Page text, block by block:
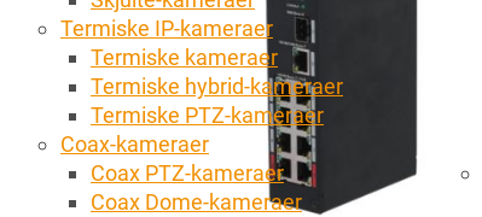
Termiske IP-kameraer
Termiske kameraer
Termiske hybrid-kameraer
Termiske PTZ-kameraer
Coax-kameraer
Coax PTZ-kameraer
Coax Dome-kameraer